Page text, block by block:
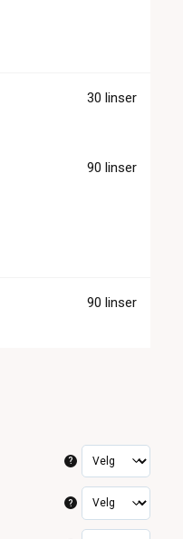
30 linser
90 linser
90 linser
?
?